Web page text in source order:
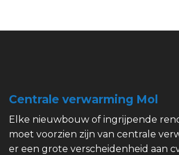
Centrale verwarming Mol
Elke nieuwbouw of ingrijpende
moet voorzien zijn van centrale
er een grote verscheidenheid aan